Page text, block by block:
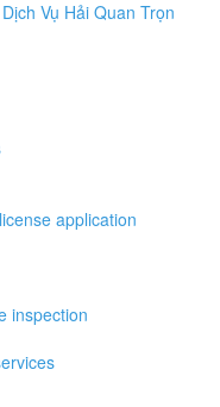
application
inspection